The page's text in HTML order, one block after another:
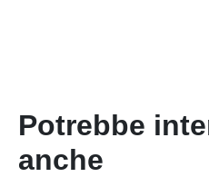
Potrebbe
anche